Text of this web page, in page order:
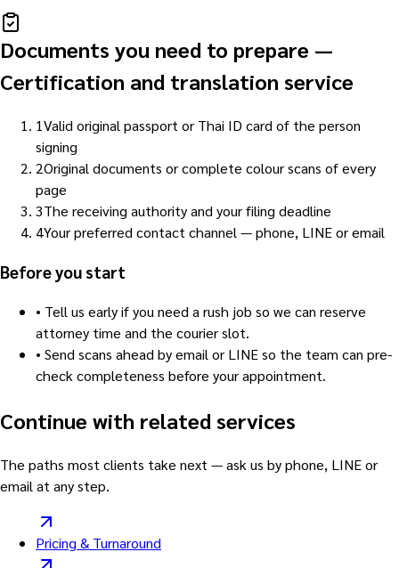
Documents you need to prepare —
Certification and translation service
1Valid original passport or Thai ID card of the person
signing
2Original documents or complete colour scans of every
page
3The receiving authority and your filing deadline
4Your preferred contact channel — phone, LINE or email
Before you start
• Tell us early if you need a rush job so we can reserve
attorney time and the courier slot.
• Send scans ahead by email or LINE so the team can pre-
check completeness before your appointment.
Continue with related services
The paths most clients take next — ask us by phone, LINE or
email at any step.
Pricing & Turnaround